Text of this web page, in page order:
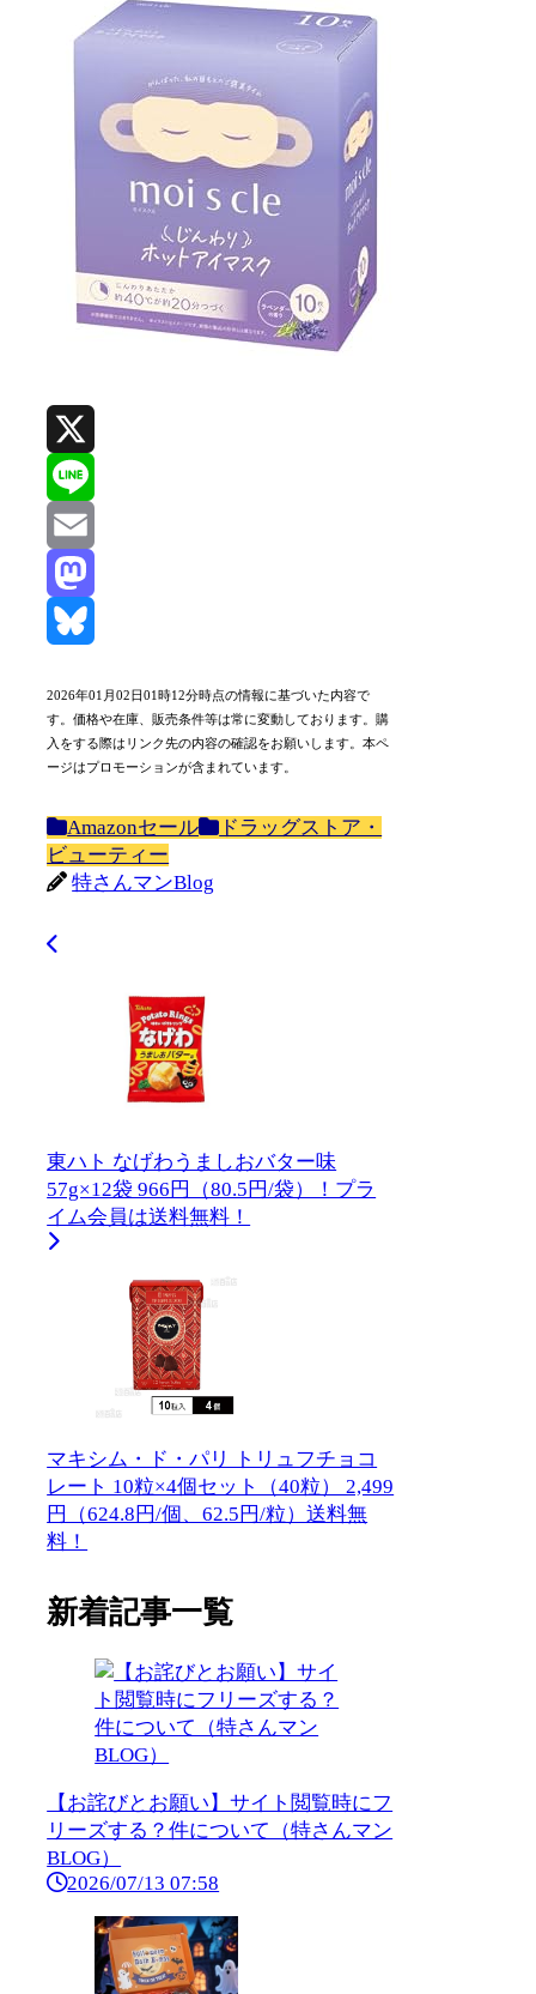
X
Line
Email
Mastodon
2026年01月02日01時12分時点の情報に基づいた内容で
す。価格や在庫、販売条件等は常に変動しております。購
入をする際はリンク先の内容の確認をお願いします。本ペ
ージはプロモーションが含まれています。
Amazonセール
ドラッグストア・
ビューティー
特さんマンBlog
東ハト なげわうましおバター味
57g×12袋 966円（80.5円/袋）！プラ
イム会員は送料無料！
マキシム・ド・パリ トリュフチョコ
レート 10粒×4個セット（40粒） 2,499
円（624.8円/個、62.5円/粒）送料無
料！
新着記事一覧
【お詫びとお願い】サイト閲覧時にフ
リーズする？件について（特さんマン
BLOG）
2026/07/13 07:58